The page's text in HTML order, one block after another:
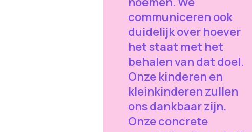
communiceren ook
duidelijk over hoever
het staat met het
behalen van dat doel.
Onze kinderen en
kleinkinderen zullen
ons dankbaar zijn.
Onze concrete